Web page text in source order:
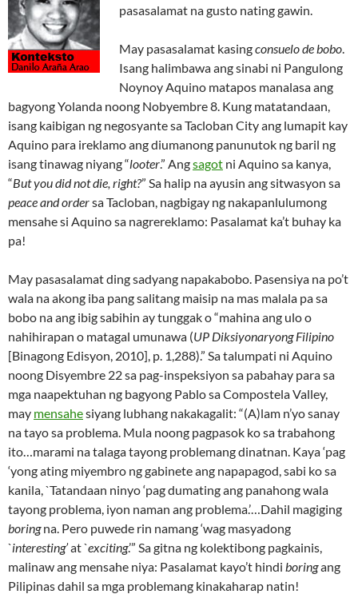
pasasalamat na gusto nating gawin.
May pasasalamat kasingconsuelo de bobo.
Isang halimbawa ang sinabi ni Pangulong
Noynoy Aquino matapos manalasa ang
bagyong Yolanda noong Nobyembre 8. Kung matatandaan,
isang kaibigan ng negosyante sa Tacloban City ang lumapit kay
Aquino para ireklamo ang diumanong panunutok ng baril ng
isang tinawag niyang “looter.” Angsagot ni Aquino sa kanya,
“But you did not die, right?” Sa halip na ayusin ang sitwasyon sa
peace and ordersa Tacloban, nagbigay ng nakapanlulumong
mensahe si Aquino sa nagrereklamo: Pasalamat ka’t buhay ka
pa!
May pasasalamat ding sadyang napakabobo. Pasensiya na po’t
wala na akong iba pang salitang maisip na mas malala pa sa
bobo na ang ibig sabihin ay tunggak o “mahina ang ulo o
nahihirapan o matagal umunawa (UP Diksiyonaryong Filipino
[Binagong Edisyon, 2010], p. 1,288).” Sa talumpati ni Aquino
noong Disyembre 22 sa pag-inspeksiyon sa pabahay para sa
mga naapektuhan ng bagyong Pablo sa Compostela Valley,
may mensahesiyang lubhang nakakagalit: “(A)lam n’yo sanay
na tayo sa problema. Mula noong pagpasok ko sa trabahong
ito…marami na talaga tayong problemang dinatnan. Kaya ‘pag
‘yong ating miyembro ng gabinete ang napapagod, sabi ko sa
kanila, `Tatandaan ninyo ‘pag dumating ang panahong wala
tayong problema, iyon naman ang problema.’…Dahil magiging
boringna. Pero puwede rin namang ‘wag masyadong
`interesting’at `exciting.’” Sa gitna ng kolektibong pagkainis,
malinaw ang mensahe niya: Pasalamat kayo’t hindi boringang
Pilipinas dahil sa mga problemang kinakaharap natin!